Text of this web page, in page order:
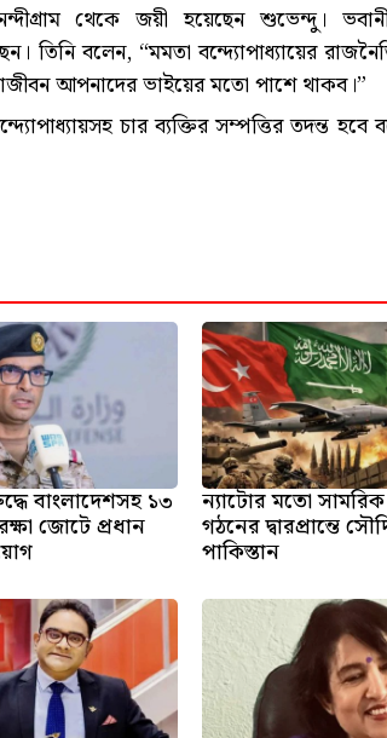
থেকে জয়ী হয়েছেন শুভেন্দু।
তিনি বলেন, “মমতা বন্দ্যোপাধ্যায়ের
আপনাদের ভাইয়ের মতো পাশে থাকব।”
চার ব্যক্তির সম্পত্তির তদন্ত হবে
বাংলাদেশসহ ১৩
জোটে প্রধান
ন্যাটোর মতো
গঠনের দ্বারপ্রান্তে
পাকিস্তান